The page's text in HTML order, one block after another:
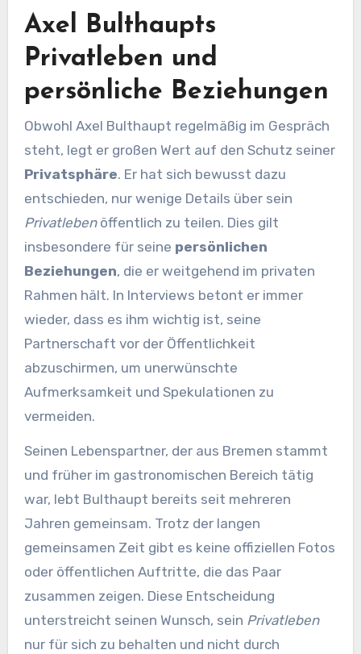
Axel Bulthaupts
Privatleben und
persönliche Beziehungen
Obwohl Axel Bulthaupt regelmäßig im Gespräch
steht, legt er großen Wert auf den Schutz seiner
Privatsphäre. Er hat sich bewusst dazu
entschieden, nur wenige Details über sein
Privatlebenöffentlich zu teilen. Dies gilt
insbesondere für seine persönlichen
Beziehungen, die er weitgehend im privaten
Rahmen hält. In Interviews betont er immer
wieder, dass es ihm wichtig ist, seine
Partnerschaft vor der Öffentlichkeit
abzuschirmen, um unerwünschte
Aufmerksamkeit und Spekulationen zu
vermeiden.
Seinen Lebenspartner, der aus Bremen stammt
und früher im gastronomischen Bereich tätig
war, lebt Bulthaupt bereits seit mehreren
Jahren gemeinsam. Trotz der langen
gemeinsamen Zeit gibt es keine offiziellen Fotos
oder öffentlichen Auftritte, die das Paar
zusammen zeigen. Diese Entscheidung
unterstreicht seinen Wunsch, sein Privatleben
nur für sich zu behalten und nicht durch